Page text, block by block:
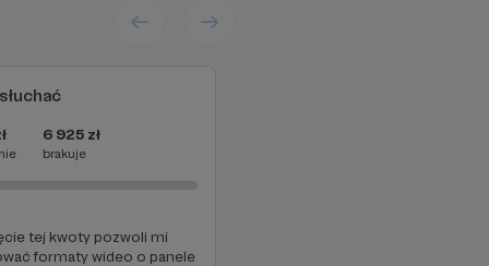
podczas festiwali,
pisarzy i pisarki z
mamy czas,
6 925 zł
brakuje
tej kwoty pozwoli mi
formaty wideo o panele